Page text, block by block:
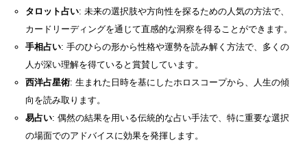
タロット占い: 未来の選択肢や方向性を探るための人気の方法で、
カードリーディングを通じて直感的な洞察を得ることができます。
手相占い: 手のひらの形から性格や運勢を読み解く方法で、多くの
人が深い理解を得ていると賞賛しています。
西洋占星術: 生まれた日時を基にしたホロスコープから、人生の傾
向を読み取ります。
易占い: 偶然の結果を用いる伝統的な占い手法で、特に重要な選択
の場面でのアドバイスに効果を発揮します。